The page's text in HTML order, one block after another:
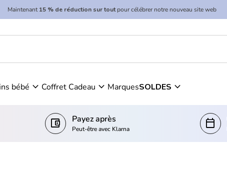
Maintenant15 % de réduction sur toutpour célébrer notre nouveau site web
bébé expand_more Coffret Cadeau expand_more MarquesSOLDES expand_more
account_balance_wallet Payez après
Peut-être avec Klarna calendar_today